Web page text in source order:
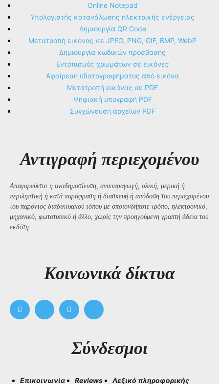
Online Notepad
Υπολογιστής κατανάλωσης ηλεκτρικής ενέργειας
Δημιουργία QR Code
Μετατροπή εικόνας σε JPEG, PNG, GIF, BMP, WebP
Δημιουργία κωδικών πρόσβασης
Εντοπισμός χρωμάτων σε εικόνες
Αφαίρεση υδατογραφήματος από εικόνα
Μετατροπή εικόνας σε PDF
Ψηφιακή υπογραφή PDF
Συγχώνευση αρχείων PDF
Αντιγραφή περιεχομένου
Απαγορεύεται η αναδημοσίευση, αναπαραγωγή, ολική, μερική ή
περιληπτική ή κατά παράφραση ή διασκευή ή απόδοση του περιεχομένου
του παρόντος διαδικτυακού τόπου με οποιονδήποτε τρόπο, ηλεκτρονικό,
μηχανικό, φωτοτυπικό ή άλλο, χωρίς την προηγούμενη γραπτή άδεια του
εκδότη.
Kοινωνικά δίκτυα
Σύνδεσμοι
Επικοινωνία Reviews Λεξικό πληροφορικής